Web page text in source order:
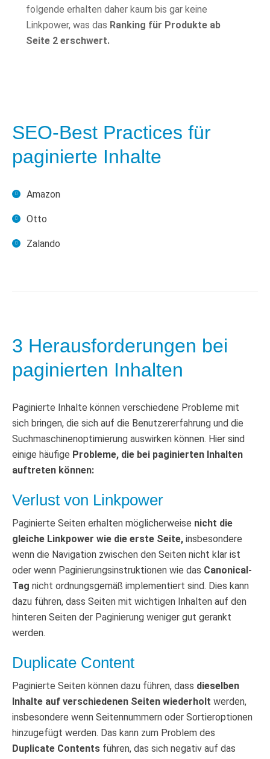
folgende erhalten daher kaum bis gar keine
Linkpower, was das Ranking für Produkte ab
Seite 2 erschwert.
SEO-Best Practices für
paginierte Inhalte
Amazon
Otto
Zalando
3 Herausforderungen bei
paginierten Inhalten
Paginierte Inhalte können verschiedene Probleme mit
sich bringen, die sich auf die Benutzererfahrung und die
Suchmaschinenoptimierung auswirken können. Hier sind
einige häufige Probleme, die bei paginierten Inhalten
auftreten können:
Verlust von Linkpower
Paginierte Seiten erhalten möglicherweise nicht die
gleiche Linkpower wie die erste Seite, insbesondere
wenn die Navigation zwischen den Seiten nicht klar ist
oder wenn Paginierungsinstruktionen wie das Canonical-
Tag nicht ordnungsgemäß implementiert sind. Dies kann
dazu führen, dass Seiten mit wichtigen Inhalten auf den
hinteren Seiten der Paginierung weniger gut gerankt
werden.
Duplicate Content
Paginierte Seiten können dazu führen, dass dieselben
Inhalte auf verschiedenen Seiten wiederholt werden,
insbesondere wenn Seitennummern oder Sortieroptionen
hinzugefügt werden. Das kann zum Problem des
Duplicate Contents führen, das sich negativ auf das